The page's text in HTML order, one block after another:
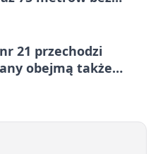
21 przechodzi
obejmą także